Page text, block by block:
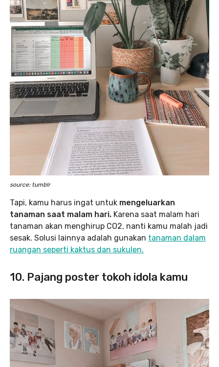
source: tumblr
Tapi, kamu harus ingat untuk mengeluarkan
tanaman saat malam hari. Karena saat malam hari
tanaman akan menghirup CO2, nanti kamu malah jadi
sesak. Solusi lainnya adalah gunakan tanaman dalam
ruangan seperti kaktus dan sukulen.
10. Pajang poster tokoh idola kamu